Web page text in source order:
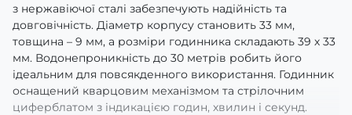
з нержавіючої сталі забезпечують надійність та
довговічність. Діаметр корпусу становить 33 мм,
товщина – 9 мм, а розміри годинника складають 39 х 33
мм. Водонепроникність до 30 метрів робить його
ідеальним для повсякденного використання. Годинник
оснащений кварцовим механізмом та стрілочним
циферблатом з індикацією годин, хвилин і секунд.